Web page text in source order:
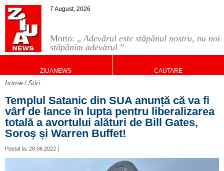
Motto: „Adevărul este stăpânul nostru, nu noi
stăpânim adevărul ”
7 August, 2026
ZIUANEWS CAUTARE
home Stiri
Templul Satanic din SUA anunță că va fi
vârf de lance în lupta pentru liberalizarea
totală a avortului alături de Bill Gates,
Soroș și Warren Buffet!
Postat la: 28.06.2022 |